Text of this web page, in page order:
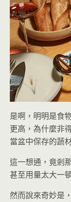
是啊，明明是食
更高，為什麼非
當盆中保存的蔬
這一想通，竟剎
甚至用量太大一
然而說來奇妙是